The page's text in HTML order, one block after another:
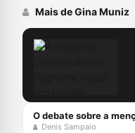
Mais de Gina Muniz
Denis Sampaio